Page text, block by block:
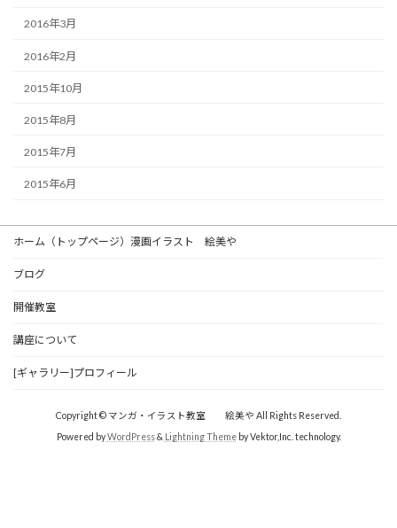
2016年3月
2016年2月
2015年10月
2015年8月
2015年7月
2015年6月
ホーム（トップページ）漫画イラスト 絵美や
ブログ
開催教室
講座について
[ギャラリー]プロフィール
Copyright © マンガ・イラスト教室 絵美や All Rights Reserved.
Powered byWordPress& Lightning Themeby Vektor,Inc. technology.